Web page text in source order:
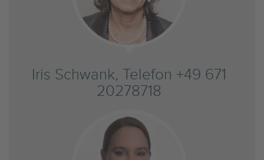
Iris Schwank, Telefon +49 671
20278718